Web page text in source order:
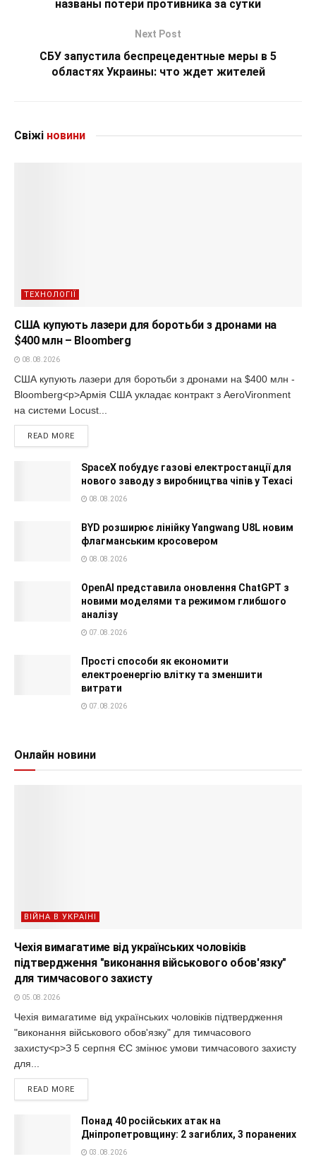
названы потери противника за сутки
Next Post
СБУ запустила беспрецедентные меры в 5
областях Украины: что ждет жителей
Свіжі новини
ТЕХНОЛОГІЇ
США купують лазери для боротьби з дронами на
$400 млн – Bloomberg
08.08.2026
США купують лазери для боротьби з дронами на $400 млн -
Bloomberg<p>Армія США укладає контракт з AeroVironment
на системи Locust...
READ MORE
SpaceX побудує газові електростанції для
нового заводу з виробництва чіпів у Техасі
08.08.2026
BYD розширює лінійку Yangwang U8L новим
флагманським кросовером
08.08.2026
OpenAI представила оновлення ChatGPT з
новими моделями та режимом глибшого
аналізу
07.08.2026
Прості способи як економити
електроенергію влітку та зменшити
витрати
07.08.2026
Онлайн новини
ВІЙНА В УКРАЇНІ
Чехія вимагатиме від українських чоловіків
підтвердження "виконання військового обов'язку"
для тимчасового захисту
05.08.2026
Чехія вимагатиме від українських чоловіків підтвердження
"виконання військового обов'язку" для тимчасового
захисту<p>З 5 серпня ЄС змінює умови тимчасового захисту
для...
READ MORE
Понад 40 російських атак на
Дніпропетровщину: 2 загиблих, 3 поранених
03.08.2026